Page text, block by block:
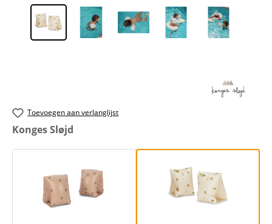
Toevoegen aan verlanglijst
Selecteer
Konges Sløjd
Cherry Blush Lemon